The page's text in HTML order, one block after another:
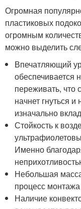
Огромная
пластиковых
огромным
можно выделить
Впечатляющий
обеспечивается
переживать, что
начнет гнуться
изначально
Стойкость к
Именно
Небольшая
процесс
Наличие